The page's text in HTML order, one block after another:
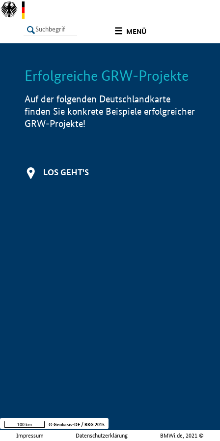
MENÜ
LISTE Info
Erfolgreiche GRW-Projekte
Auf der folgenden Deutschlandkarte
finden Sie konkrete Beispiele erfolgreicher
GRW-Projekte!
LOS GEHT'S
Impressum Datenschutzerklärung BMWi.de, 2021 ©
100 km © Geobasis-DE / BKG 2015